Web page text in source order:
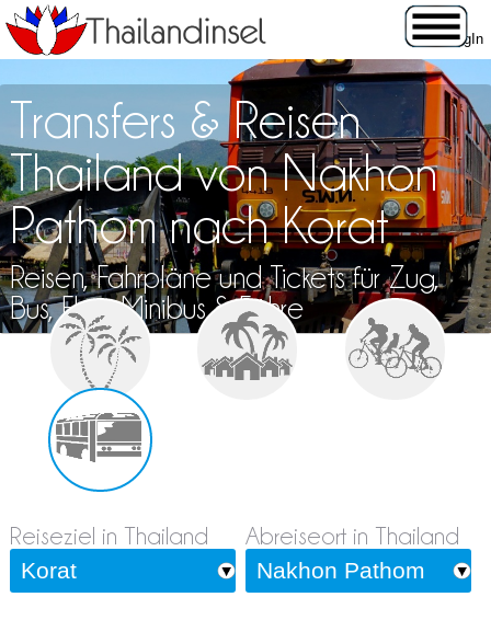
Transfers & Reisen
Thailand von Nakhon
Pathom nach Korat
Reisen, Fahrpläne und Tickets für Zug,
Bus, Flug, Minibus & Fähre
Reiseziel in Thailand Abreiseort in Thailand